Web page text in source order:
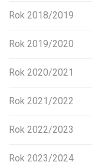
Rok 2018/2019
Rok 2019/2020
Rok 2020/2021
Rok 2021/2022
Rok 2022/2023
Rok 2023/2024